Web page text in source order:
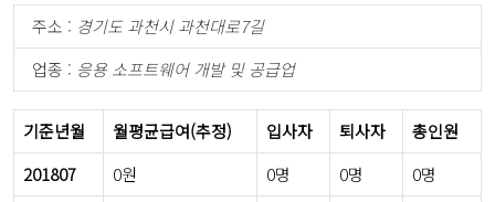
주소 : 경기도 과천시 과천대로7길
업종 : 응용 소프트웨어 개발 및 공급업
기준년월 월평균급여(추정) 입사자 퇴사자
총인원
201807
0원 0명 0명
0명